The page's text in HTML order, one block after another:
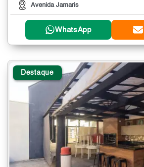
Avenida Jamaris
WhatsApp
Destaque